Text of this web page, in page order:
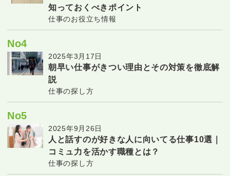
知っておくべきポイント
仕事のお役立ち情報
No4
2025年3月17日
朝早い仕事がきつい理由とその対策を徹底解
説
仕事の探し方
No5
2025年9月26日
人と話すのが好きな人に向いてる仕事10選｜
コミュ力を活かす職種とは？
仕事の探し方